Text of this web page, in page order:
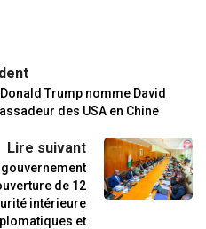
Trump nomme David
des USA en Chine
Lire suivant
de 12
intérieure
et